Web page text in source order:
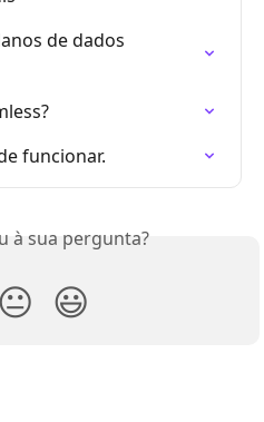
de dados
funcionar.
à sua pergunta?
😐 😃